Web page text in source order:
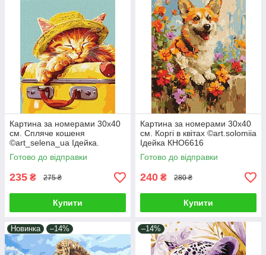
Картина за номерами 30х40
см. Спляче кошеня
©art_selena_ua Ідейка.
KHO6612
Готово до відправки
235 ₴ 275 ₴
Купити
Картина за номерами 30х40
см. Коргі в квітах ©art.solomiia
Ідейка КНО6616
Готово до відправки
240 ₴ 280 ₴
Купити
Новинка –14% –14%